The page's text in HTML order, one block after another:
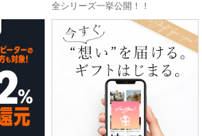
全シリーズ一挙公開！！